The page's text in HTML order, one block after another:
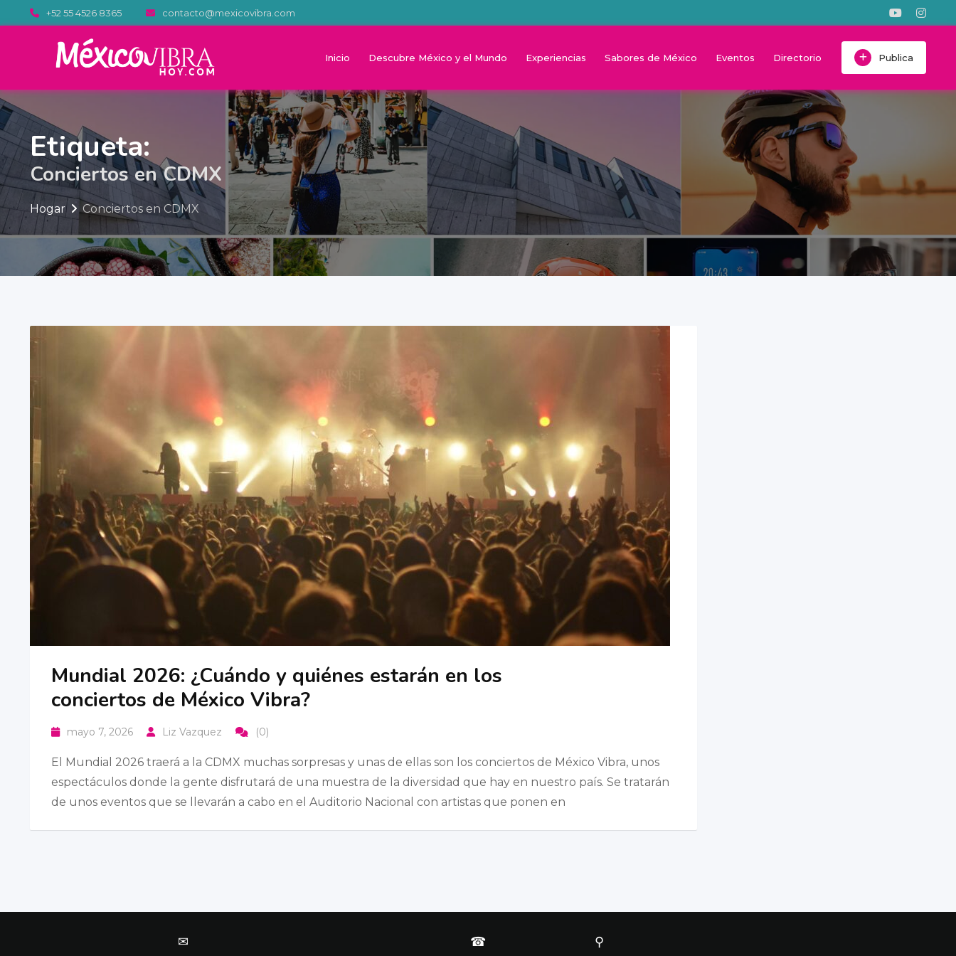
Saltar
al
+52 55 4526 8365 contacto@mexicovibra.com
Publica
Inicio Descubre México y el Mundo Experiencias Sabores de México Eventos Directorio
Etiqueta:
Conciertos en CDMX
Hogar Conciertos en CDMX
Mundial 2026: ¿Cuándo y quiénes estarán en los
conciertos de México Vibra?
mayo 7, 2026 Liz Vazquez (0)
El Mundial 2026 traerá a la CDMX muchas sorpresas y unas de ellas son los conciertos de México Vibra, unos
espectáculos donde la gente disfrutará de una muestra de la diversidad que hay en nuestro país. Se tratarán
de unos eventos que se llevarán a cabo en el Auditorio Nacional con artistas que ponen en
✉ ☎ ⚲